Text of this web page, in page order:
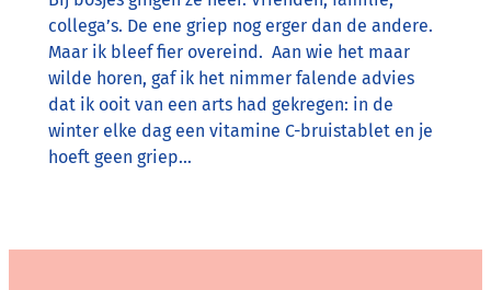
collega’s. De ene griep nog erger dan de andere.
Maar ik bleef fier overeind. Aan wie het maar
wilde horen, gaf ik het nimmer falende advies
dat ik ooit van een arts had gekregen: in de
winter elke dag een vitamine C-bruistablet en je
hoeft geen griep…